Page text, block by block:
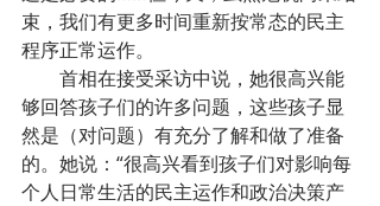
束，我们有更多时间重新按常态的民主
程序正常运作。
够回答孩子们的许多问题，这些孩子显
然是（对问题）有充分了解和做了准备
的。她说：“很高兴看到孩子们对影响每
个人日常生活的民主运作和政治决策产